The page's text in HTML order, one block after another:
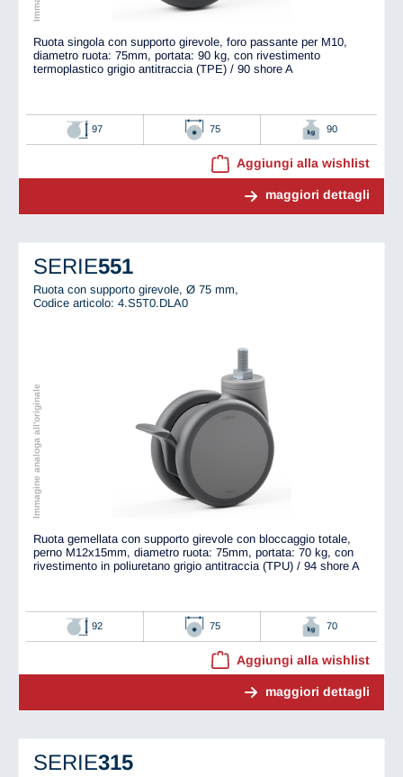
Ruota singola con supporto girevole, foro passante per M10,
diametro ruota: 75mm, portata: 90 kg, con rivestimento
termoplastico grigio antitraccia (TPE) / 90 shore A
97 75 90
Aggiungi alla wishlist
maggiori dettagli
SERIE551
Ruota con supporto girevole, Ø 75 mm,
Codice articolo: 4.S5T0.DLA0
Immagine analoga all'originale
Ruota gemellata con supporto girevole con bloccaggio totale,
perno M12x15mm, diametro ruota: 75mm, portata: 70 kg, con
rivestimento in poliuretano grigio antitraccia (TPU) / 94 shore A
92 75 70
Aggiungi alla wishlist
maggiori dettagli
SERIE315